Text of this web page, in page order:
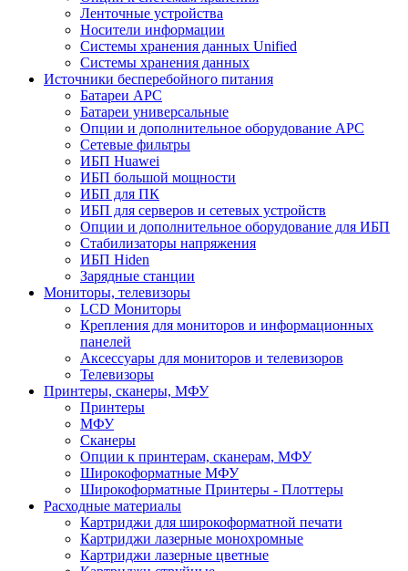
Ленточные устройства
Носители информации
Системы хранения данных Unified
Системы хранения данных
Источники бесперебойного питания
Батареи APC
Батареи универсальные
Опции и дополнительное оборудование АРС
Сетевые фильтры
ИБП Huawei
ИБП большой мощности
ИБП для ПК
ИБП для серверов и сетевых устройств
Опции и дополнительное оборудование для ИБП
Стабилизаторы напряжения
ИБП Hiden
Зарядные станции
Мониторы, телевизоры
LCD Мониторы
Крепления для мониторов и информационных
панелей
Аксессуары для мониторов и телевизоров
Телевизоры
Принтеры, сканеры, МФУ
Принтеры
МФУ
Сканеры
Опции к принтерам, сканерам, МФУ
Широкоформатные МФУ
Широкоформатные Принтеры - Плоттеры
Расходные материалы
Картриджи для широкоформатной печати
Картриджи лазерные монохромные
Картриджи лазерные цветные